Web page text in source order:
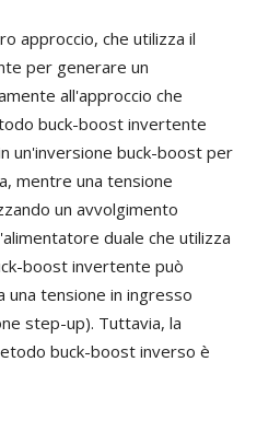
approccio, che utilizza il
per generare un
all'approccio che
buck-boost invertente
un'inversione buck-boost per
mentre una tensione
un avvolgimento
duale che utilizza
boost invertente può
tensione in ingresso
step-up). Tuttavia, la
buck-boost inverso è